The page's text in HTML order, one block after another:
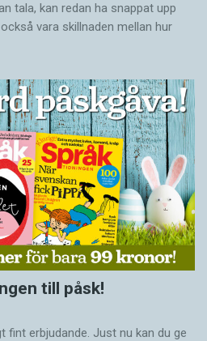
tala, kan redan ha snappat upp
vara skillnaden mellan hur
till påsk!
fint erbjudande. Just nu kan du ge